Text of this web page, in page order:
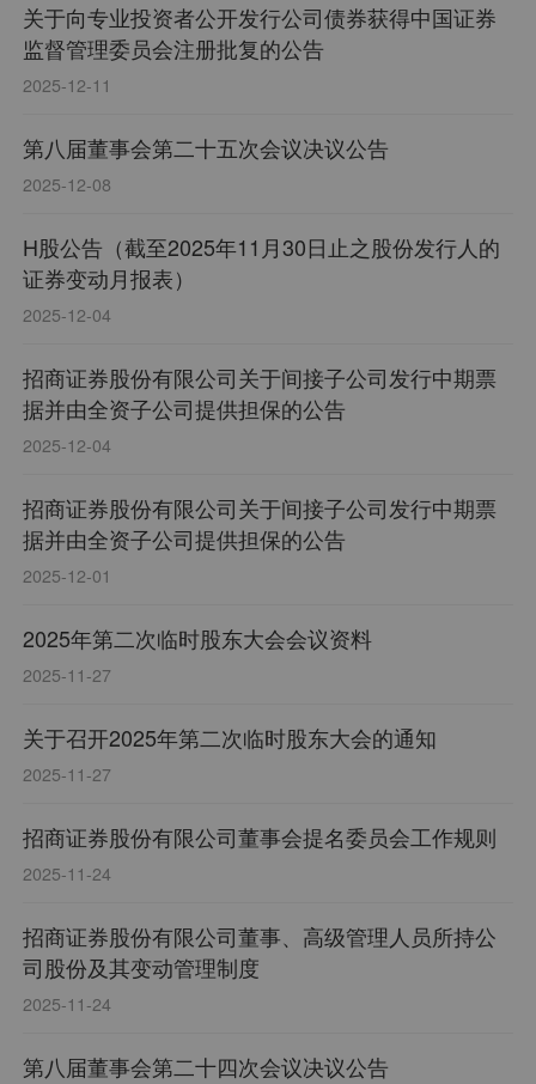
关于向专业投资者公开发行公司债券获得中国证券
监督管理委员会注册批复的公告
2025-12-11
第八届董事会第二十五次会议决议公告
2025-12-08
H股公告（截至2025年11月30日止之股份发行人的
证券变动月报表）
2025-12-04
招商证券股份有限公司关于间接子公司发行中期票
据并由全资子公司提供担保的公告
2025-12-04
招商证券股份有限公司关于间接子公司发行中期票
据并由全资子公司提供担保的公告
2025-12-01
2025年第二次临时股东大会会议资料
2025-11-27
关于召开2025年第二次临时股东大会的通知
2025-11-27
招商证券股份有限公司董事会提名委员会工作规则
2025-11-24
招商证券股份有限公司董事、高级管理人员所持公
司股份及其变动管理制度
2025-11-24
第八届董事会第二十四次会议决议公告